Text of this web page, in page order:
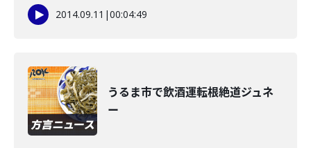
2014.09.11 |00:04:49
うるま市で飲酒運転根絶道ジュネ
ー